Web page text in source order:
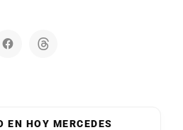
EN HOY MERCEDES